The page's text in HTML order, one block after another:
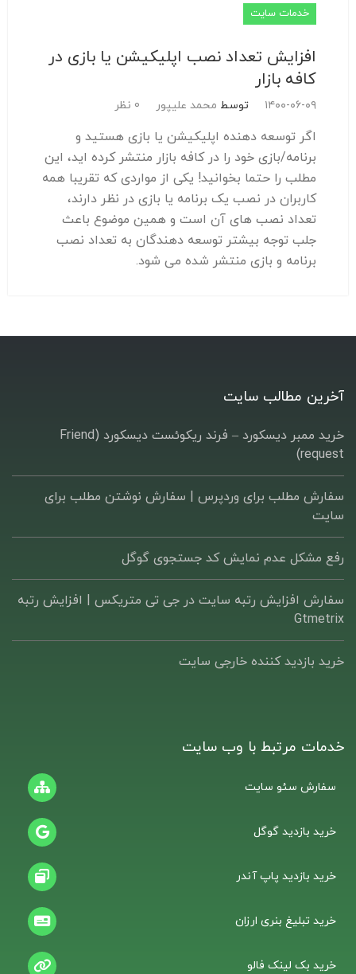
خدمات سایت
افزایش تعداد نصب اپلیکیشن یا بازی در
کافه بازار
۱۴۰۰-۰۶-۰۹ توسط محمد علیپور 0 نظر
اگر توسعه دهنده اپلیکیشن یا بازی هستید و
برنامه/بازی خود را در کافه بازار منتشر کرده اید، این
مطلب را حتما بخوانید! یکی از مواردی که تقریبا همه
کاربران در نصب یک برنامه یا بازی در نظر دارند،
تعداد نصب های آن است و همین موضوع باعث
جلب توجه بیشتر توسعه دهندگان به تعداد نصب
برنامه و بازی منتشر شده می شود.
آخرین مطالب سایت
خرید ممبر دیسکورد – فرند ریکوئست دیسکورد (Friend
request)
سفارش مطلب برای وردپرس |‌ سفارش نوشتن مطلب برای
سایت
رفع مشکل عدم نمایش کد جستجوی گوگل
سفارش افزایش رتبه سایت در جی تی متریکس | افزایش رتبه
Gtmetrix
خرید بازدید کننده خارجی سایت
خدمات مرتبط با وب سایت
سفارش سئو سایت
خرید بازدید گوگل
خرید بازدید پاپ آندر
خرید تبلیغ بنری ارزان
خرید بک لینک فالو